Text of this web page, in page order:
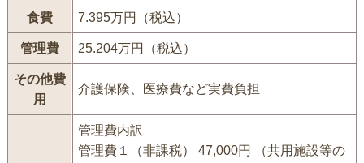
食費 7.395万円（税込）
管理費 25.204万円（税込）
その他費
用
介護保険、医療費など実費負担
管理費内訳
管理費１（非課税） 47,000円 （共用施設等の